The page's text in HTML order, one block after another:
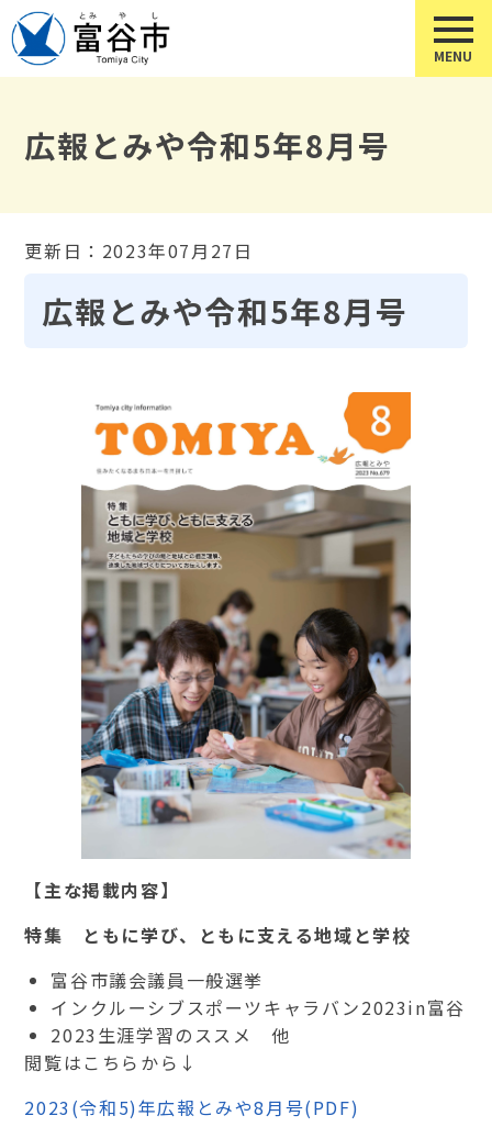
広報とみや令和5年8月号
更新日：2023年07月27日
広報とみや令和5年8月号
【主な掲載内容】
特集 ともに学び、ともに支える地域と学校
富谷市議会議員一般選挙
インクルーシブスポーツキャラバン2023in富谷
2023生涯学習のススメ 他
閲覧はこちらから↓
2023(令和5)年広報とみや8月号(PDF)